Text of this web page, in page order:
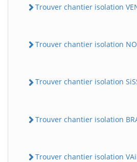
Trouver chantier isolation
Trouver chantier isolation
Trouver chantier isolation
Trouver chantier isolation
Trouver chantier isolation